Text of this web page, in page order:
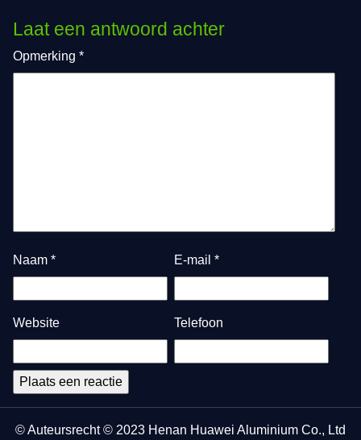
Laat een antwoord achter
Opmerking *
Naam * E-mail *
Website Telefoon
© Auteursrecht © 2023 Henan Huawei Aluminium Co., Ltd